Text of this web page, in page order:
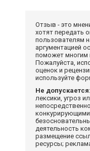
Отзыв - это
хотят передать
пользователям
аргументацией
поможет многим
Пожалуйста,
оценок и
используйте
Не допускается:
лексики, угроз
деятельность
размещение
ресурсы;